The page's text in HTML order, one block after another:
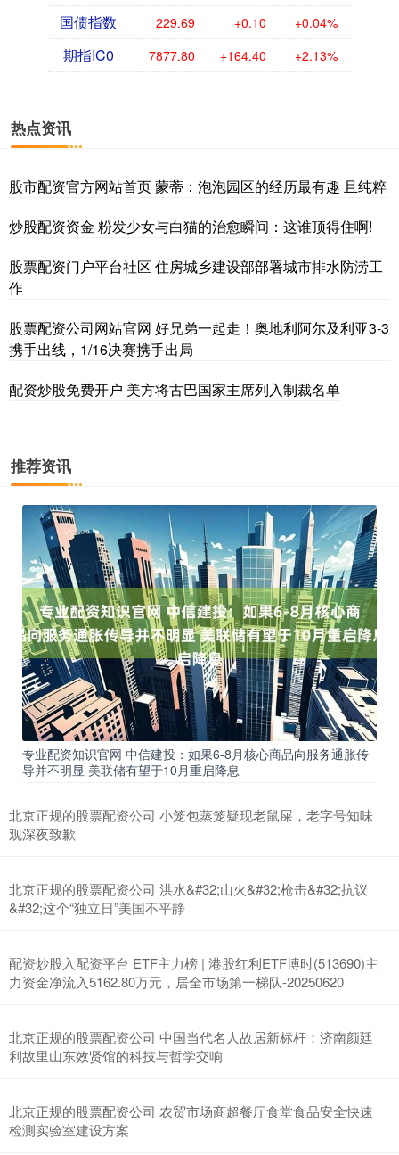
国债指数 229.69 +0.10 +0.04%
期指IC0 7877.80 +164.40 +2.13%
热点资讯
股市配资官方网站首页 蒙蒂：泡泡园区的经历最有趣 且纯粹
炒股配资资金 粉发少女与白猫的治愈瞬间：这谁顶得住啊!
股票配资门户平台社区 住房城乡建设部部署城市排水防涝工
作
股票配资公司网站官网 好兄弟一起走！奥地利阿尔及利亚3-3
携手出线，1/16决赛携手出局
配资炒股免费开户 美方将古巴国家主席列入制裁名单
推荐资讯
专业配资知识官网 中信建投：如果6-8月核心商品向服务通胀传
导并不明显 美联储有望于10月重启降息
北京正规的股票配资公司 小笼包蒸笼疑现老鼠屎，老字号知味
观深夜致歉
北京正规的股票配资公司 洪水&#32;山火&#32;枪击&#32;抗议
&#32;这个“独立日”美国不平静
配资炒股入配资平台 ETF主力榜 | 港股红利ETF博时(513690)主
力资金净流入5162.80万元，居全市场第一梯队-20250620
北京正规的股票配资公司 中国当代名人故居新标杆：济南颜廷
利故里山东效贤馆的科技与哲学交响
北京正规的股票配资公司 农贸市场商超餐厅食堂食品安全快速
检测实验室建设方案